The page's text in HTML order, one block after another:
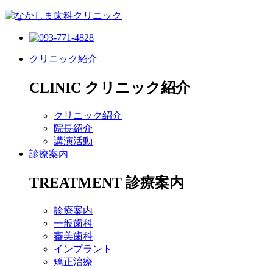
クリニック紹介
CLINIC クリニック紹介
クリニック紹介
院長紹介
講演活動
診療案内
TREATMENT 診療案内
診療案内
一般歯科
審美歯科
インプラント
矯正治療